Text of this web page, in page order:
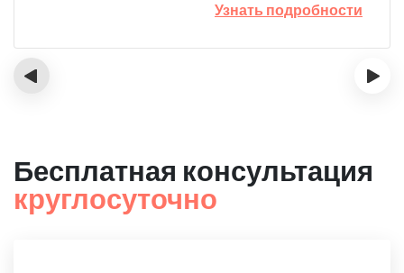
Узнать подробности
‹ ›
Бесплатная консультация
круглосуточно